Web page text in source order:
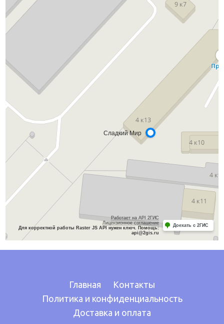
Главная
Контакты
Политика и конфиденциальность
Доставка и оплата